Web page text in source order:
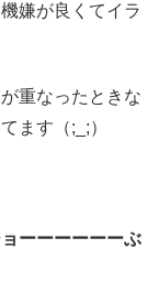
嫌が良くてイラ
重なったときな
ます（;_;）
ーーーーーーぶ